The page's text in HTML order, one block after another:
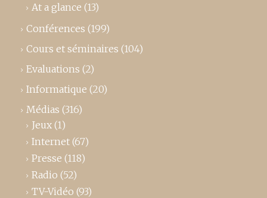
At a glance (13)
Conférences (199)
Cours et séminaires (104)
Evaluations (2)
Informatique (20)
Médias (316)
Jeux (1)
Internet (67)
Presse (118)
Radio (52)
TV-Vidéo (93)